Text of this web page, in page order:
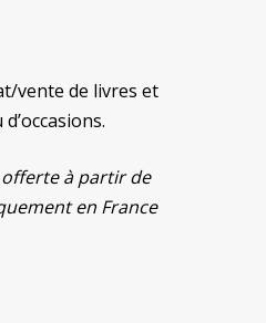
vente de livres et
à partir de
en France